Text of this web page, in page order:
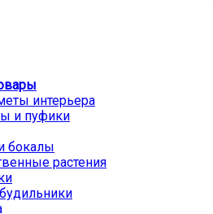
интерьера
и пуфики
бокалы
растения